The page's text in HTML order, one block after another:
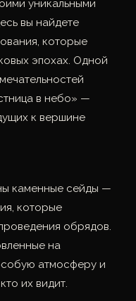
уникальными
вы найдете
которые
эпохах. Одной
в небо» —
к вершине
каменные сейды —
которые
обрядов.
на
атмосферу и
их видит.